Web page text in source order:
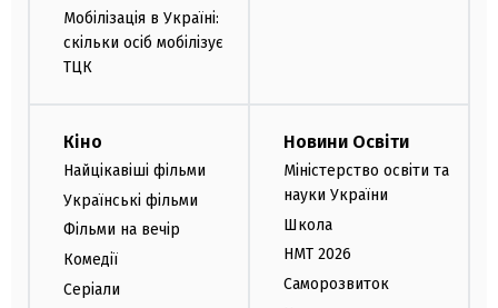
Мобілізація в Україні:
скільки осіб мобілізує
ТЦК
Кіно
Найцікавіші фільми
Українські фільми
Фільми на вечір
Комедії
Серіали
Новини Освіти
Міністерство освіти та
науки України
Школа
НМТ 2026
Саморозвиток